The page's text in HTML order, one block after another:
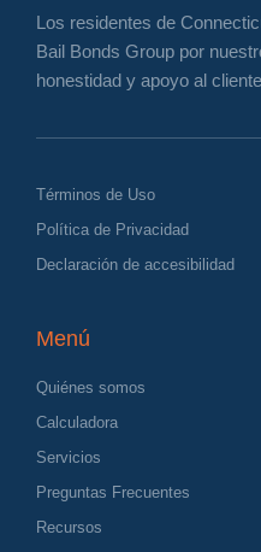
Los residentes de
Bail Bonds Group por
honestidad y apoyo al
Términos de Uso
Política de Privacidad
Declaración de accesibilidad
Menú
Quiénes somos
Calculadora
Servicios
Preguntas Frecuentes
Recursos